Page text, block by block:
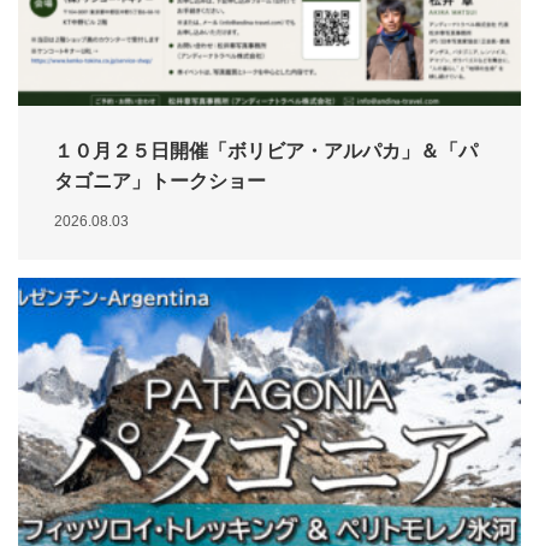
１０月２５日開催「ボリビア・アルパカ」＆「パ
タゴニア」トークショー
2026.08.03